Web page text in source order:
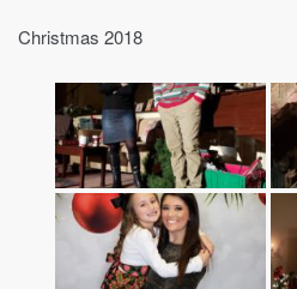
Christmas 2018